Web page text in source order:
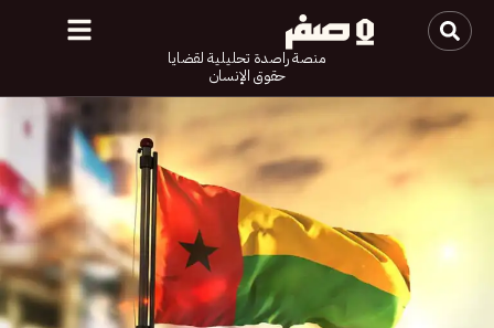
منصة راصدة تحليلية لقضايا
حقوق الإنسان